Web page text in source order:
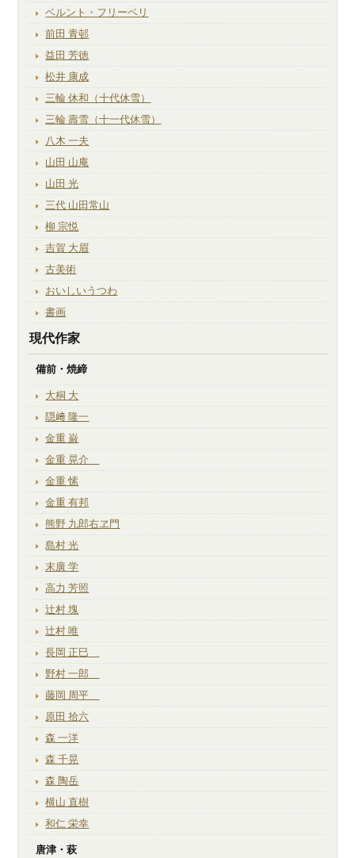
ベルント・フリーベリ
前田 青邨
益田 芳徳
松井 康成
三輪 休和（十代休雪）
三輪 壽雪（十一代休雪）
八木 一夫
山田 山庵
山田 光
三代 山田常山
柳 宗悦
吉賀 大眉
古美術
おいしいうつわ
書画
現代作家
備前・焼締
大桐 大
隠﨑 隆一
金重 巌
金重 晃介
金重 愫
金重 有邦
熊野 九郎右ヱ門
島村 光
末廣 学
高力 芳照
辻村 塊
辻村 唯
長岡 正巳
野村 一郎
藤岡 周平
原田 拾六
森 一洋
森 千晃
森 陶岳
横山 直樹
和仁 栄幸
唐津・萩